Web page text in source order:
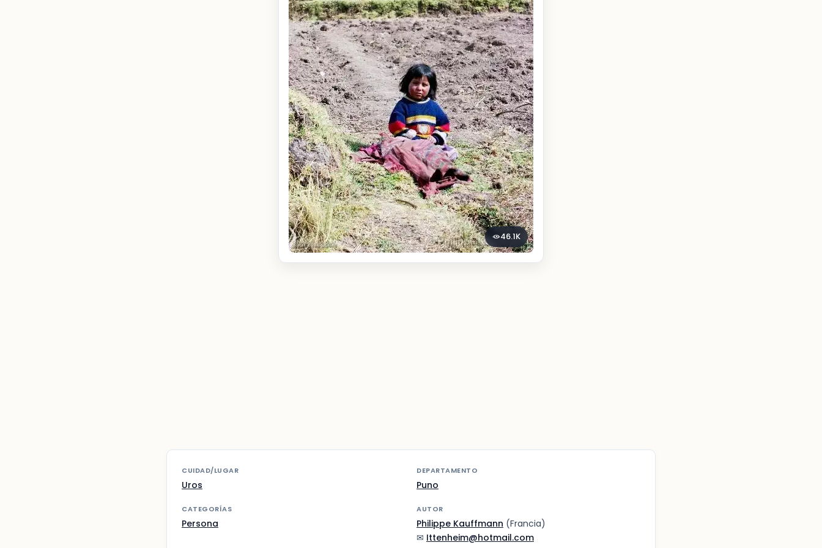
46.1K
CUIDAD/LUGAR
Uros
DEPARTAMENTO
Puno
CATEGORÍAS
Persona
AUTOR
Philippe Kauffmann (Francia)
✉ Ittenheim@hotmail.com